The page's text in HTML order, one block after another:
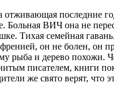
последние
Больная ВИЧ она не
Тихая семейная
он не болен, он
рыба и дерево похожи.
писателем, книги
же свято верят, что